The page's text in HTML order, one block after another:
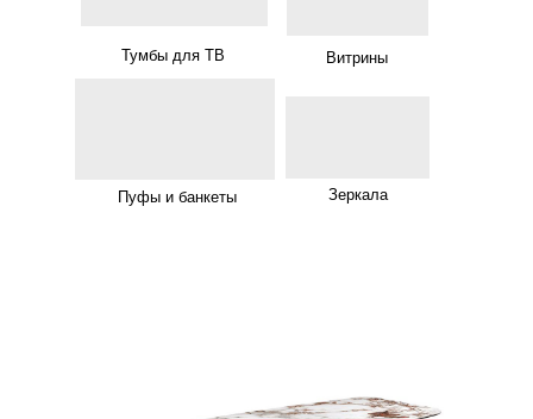
Витрины
Тумбы для ТВ
Пуфы и банкеты Зеркала